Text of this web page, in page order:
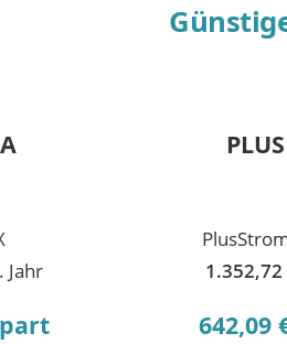
Jahr
1.352,72
642,09